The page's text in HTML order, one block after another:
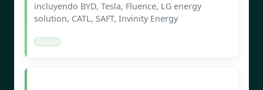
incluyendo BYD, Tesla, Fluence, LG energy
solution, CATL, SAFT, Invinity Energy